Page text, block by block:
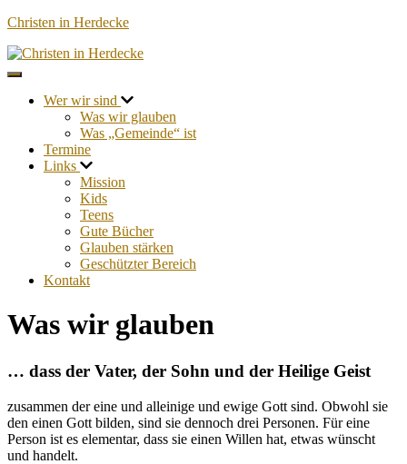
Christen in Herdecke
Navigation umschalten
Wer wir sind
Was wir glauben
Was „Gemeinde“ ist
Termine
Links
Mission
Kids
Teens
Gute Bücher
Glauben stärken
Geschützter Bereich
Kontakt
Was wir glauben
… dass der Vater, der Sohn und der Heilige Geist
zusammen der eine und alleinige und ewige Gott sind. Obwohl sie
den einen Gott bilden, sind sie dennoch drei Personen. Für eine
Person ist es elementar, dass sie einen Willen hat, etwas wünscht
und handelt.